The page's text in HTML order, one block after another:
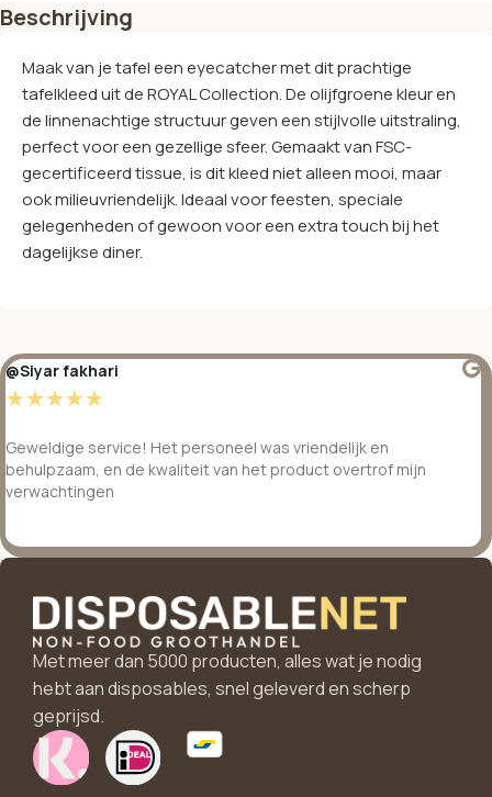
Beschrijving
Maak van je tafel een eyecatcher met dit prachtige
tafelkleed uit de ROYAL Collection. De olijfgroene kleur en
de linnenachtige structuur geven een stijlvolle uitstraling,
perfect voor een gezellige sfeer. Gemaakt van FSC-
gecertificeerd tissue, is dit kleed niet alleen mooi, maar
ook milieuvriendelijk. Ideaal voor feesten, speciale
gelegenheden of gewoon voor een extra touch bij het
dagelijkse diner.
@Siyar fakhari
☆☆☆☆☆
Geweldige service! Het personeel was vriendelijk en
behulpzaam, en de kwaliteit van het product overtrof mijn
verwachtingen
Met meer dan 5000 producten, alles wat je nodig
hebt aan disposables, snel geleverd en scherp
geprijsd.